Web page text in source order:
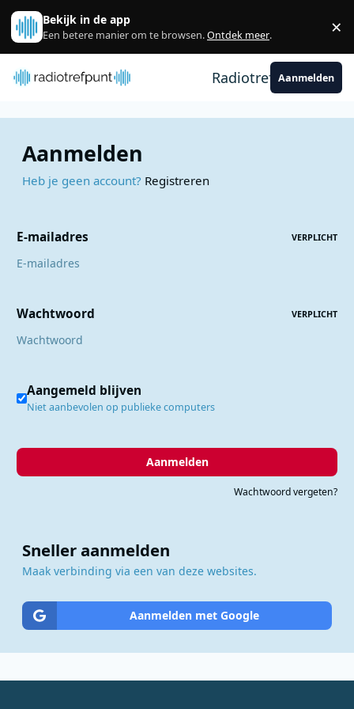
Spring naar bijdragen
Bekijk in de app
Een betere manier om te browsen.Ontdek meer. ×
RadiotrefpuntAanmelden
Aanmelden
Heb je geen account? Registreren
E-mailadres VERPLICHT
Wachtwoord VERPLICHT
Aangemeld blijven
Niet aanbevolen op publieke computers
Aanmelden
Wachtwoord vergeten?
Sneller aanmelden
Maak verbinding via een van deze websites.
Aanmelden met Google